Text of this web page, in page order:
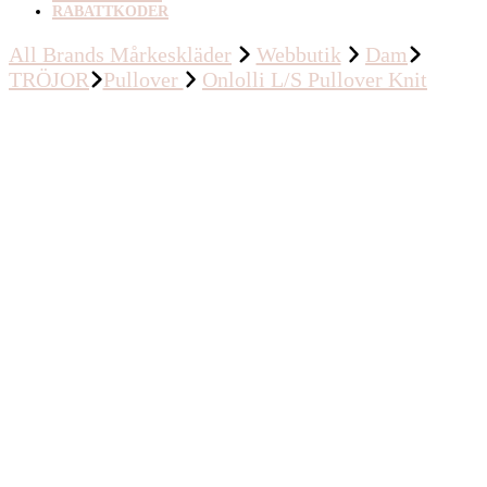
RABATTKODER
All Brands Mårkeskläder Webbutik
Dam
TRÖJOR
Pullover Onlolli L/S Pullover Knit